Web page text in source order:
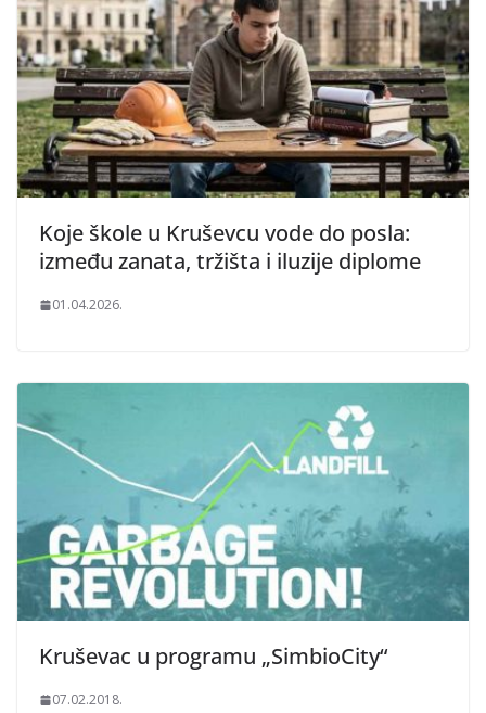
Koje škole u Kruševcu vode do posla:
između zanata, tržišta i iluzije diplome
01.04.2026.
Kruševac u programu „SimbioCity“
07.02.2018.